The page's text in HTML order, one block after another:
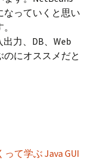
なっていくと思い
力、DB、Web
にオススメだと